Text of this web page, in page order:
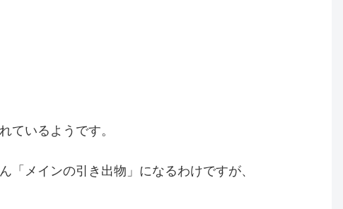
ているようです。
「メインの引き出物」になるわけですが、